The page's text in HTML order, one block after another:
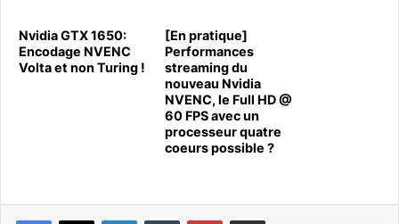
Nvidia GTX 1650:
Encodage NVENC
Volta et non Turing !
[En pratique]
Performances
streaming du
nouveau Nvidia
NVENC, le Full HD @
60 FPS avec un
processeur quatre
coeurs possible ?